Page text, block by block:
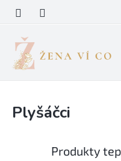
obsah
Plyšáčci
Produkty